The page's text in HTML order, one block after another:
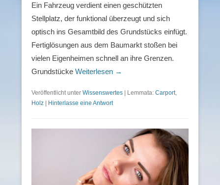
Ein Fahrzeug verdient einen geschützten
Stellplatz, der funktional überzeugt und sich
optisch ins Gesamtbild des Grundstücks einfügt.
Fertiglösungen aus dem Baumarkt stoßen bei
vielen Eigenheimen schnell an ihre Grenzen.
Grundstücke Weiterlesen →
Veröffentlicht unter Wissenswertes | Lemmata: Carport,
Holz | Hinterlasse eine Antwort